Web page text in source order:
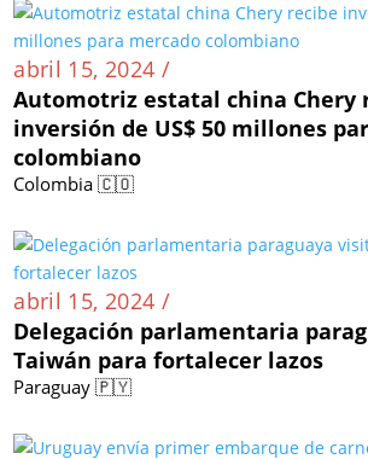
abril 15, 2024 /
Automotriz estatal china Chery
inversión de US$ 50 millones
colombiano
Colombia 🇨🇴
abril 15, 2024 /
Delegación parlamentaria
Taiwán para fortalecer lazos
Paraguay 🇵🇾